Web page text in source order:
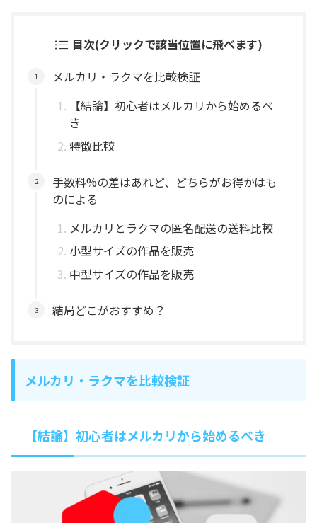
目次(クリックで該当位置に飛べます)
メルカリ・ラクマを比較検証
【結論】初心者はメルカリから始めるべ
き
特徴比較
手数料%の差はあれど、どちらがお得かはも
のによる
メルカリとラクマの匿名配送の送料比較
小型サイズの作品を販売
中型サイズの作品を販売
結局どこがおすすめ？
メルカリ・ラクマを比較検証
【結論】初心者はメルカリから始めるべき